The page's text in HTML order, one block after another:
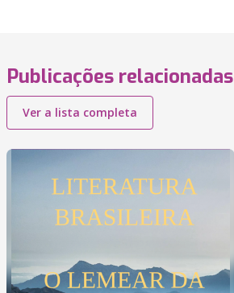
Publicações relacionadas
Ver a lista completa